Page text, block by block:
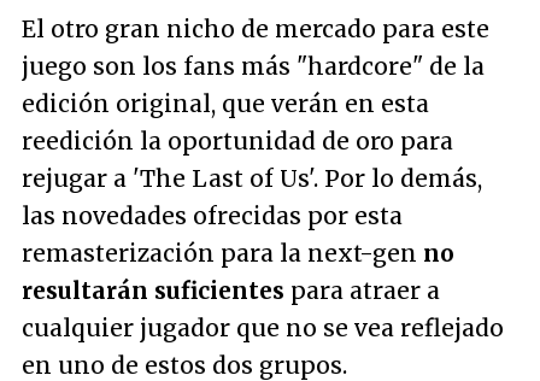
El otro gran nicho de mercado para este
juego son los fans más "hardcore" de la
edición original, que verán en esta
reedición la oportunidad de oro para
rejugar a 'The Last of Us'. Por lo demás,
las novedades ofrecidas por esta
remasterización para la next-gen no
resultarán suficientes para atraer a
cualquier jugador que no se vea reflejado
en uno de estos dos grupos.